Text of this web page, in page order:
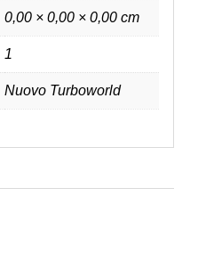
0,00 × 0,00 × 0,00 cm
1
Nuovo Turboworld